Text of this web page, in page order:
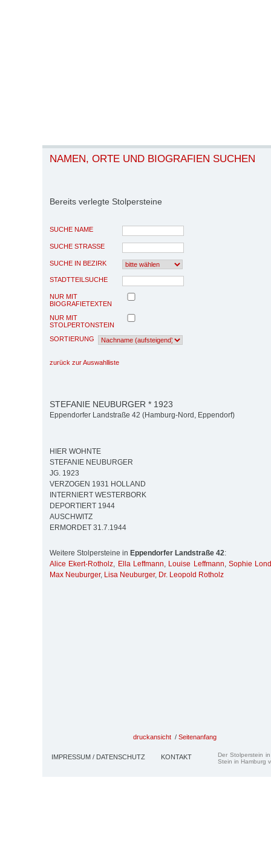
NAMEN, ORTE UND BIOGRAFIEN SUCHEN
Bereits verlegte Stolpersteine
SUCHE NAME
SUCHE STRASSE
SUCHE IN BEZIRK
STADTTEILSUCHE
NUR MIT
BIOGRAFIETEXTEN
NUR MIT
STOLPERTONSTEIN
SORTIERUNG
zurück zur Auswahlliste
STEFANIE NEUBURGER * 1923
Eppendorfer Landstraße 42 (Hamburg-Nord, Eppendorf)
HIER WOHNTE
STEFANIE NEUBURGER
JG. 1923
VERZOGEN 1931 HOLLAND
INTERNIERT WESTERBORK
DEPORTIERT 1944
AUSCHWITZ
ERMORDET 31.7.1944
Weitere Stolpersteine in Eppendorfer Landstraße 42:
Alice Ekert-Rotholz, Ella Leffmann, Louise Leffmann,Sophie
Max Neuburger, Lisa Neuburger, Dr. Leopold Rotholz
druckansicht / Seitenanfang
IMPRESSUM / DATENSCHUTZ KONTAKT
Der Stolperstein
Stein in Hamburg